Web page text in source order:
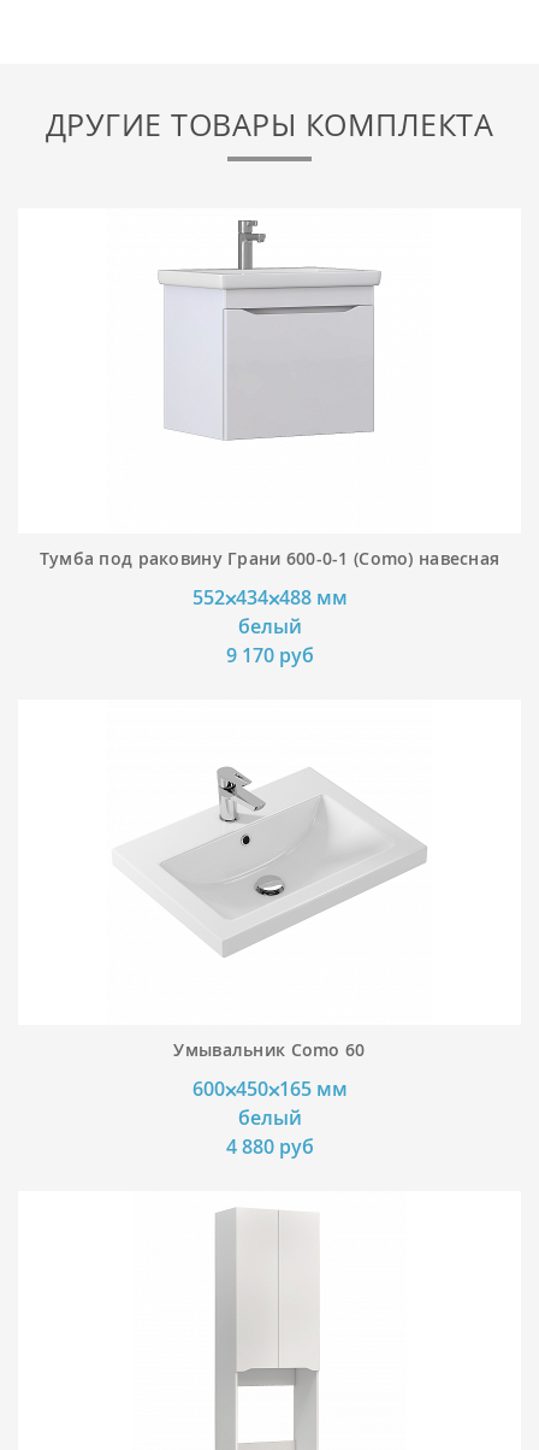
ДРУГИЕ ТОВАРЫ КОМПЛЕКТА
Тумба под раковину Грани 600-0-1 (Como) навесная
552⨉434⨉488 мм
белый
9 170 руб
Умывальник Como 60
600⨉450⨉165 мм
белый
4 880 руб